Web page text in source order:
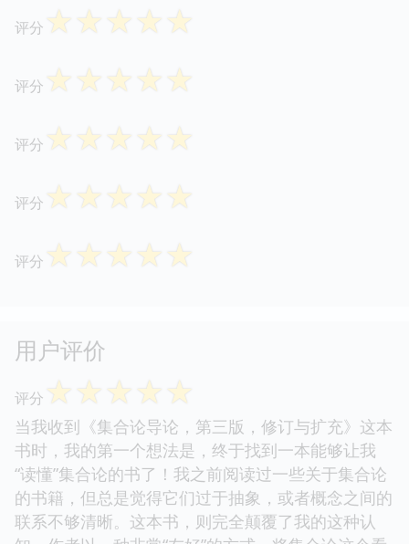
评分 ☆☆☆☆☆
评分 ☆☆☆☆☆
评分 ☆☆☆☆☆
评分 ☆☆☆☆☆
评分 ☆☆☆☆☆
用户评价
评分 ☆☆☆☆☆
当我收到《集合论导论，第三版，修订与扩充》这本
书时，我的第一个想法是，终于找到一本能够让我
“读懂”集合论的书了！我之前阅读过一些关于集合论
的书籍，但总是觉得它们过于抽象，或者概念之间的
联系不够清晰。这本书，则完全颠覆了我的这种认